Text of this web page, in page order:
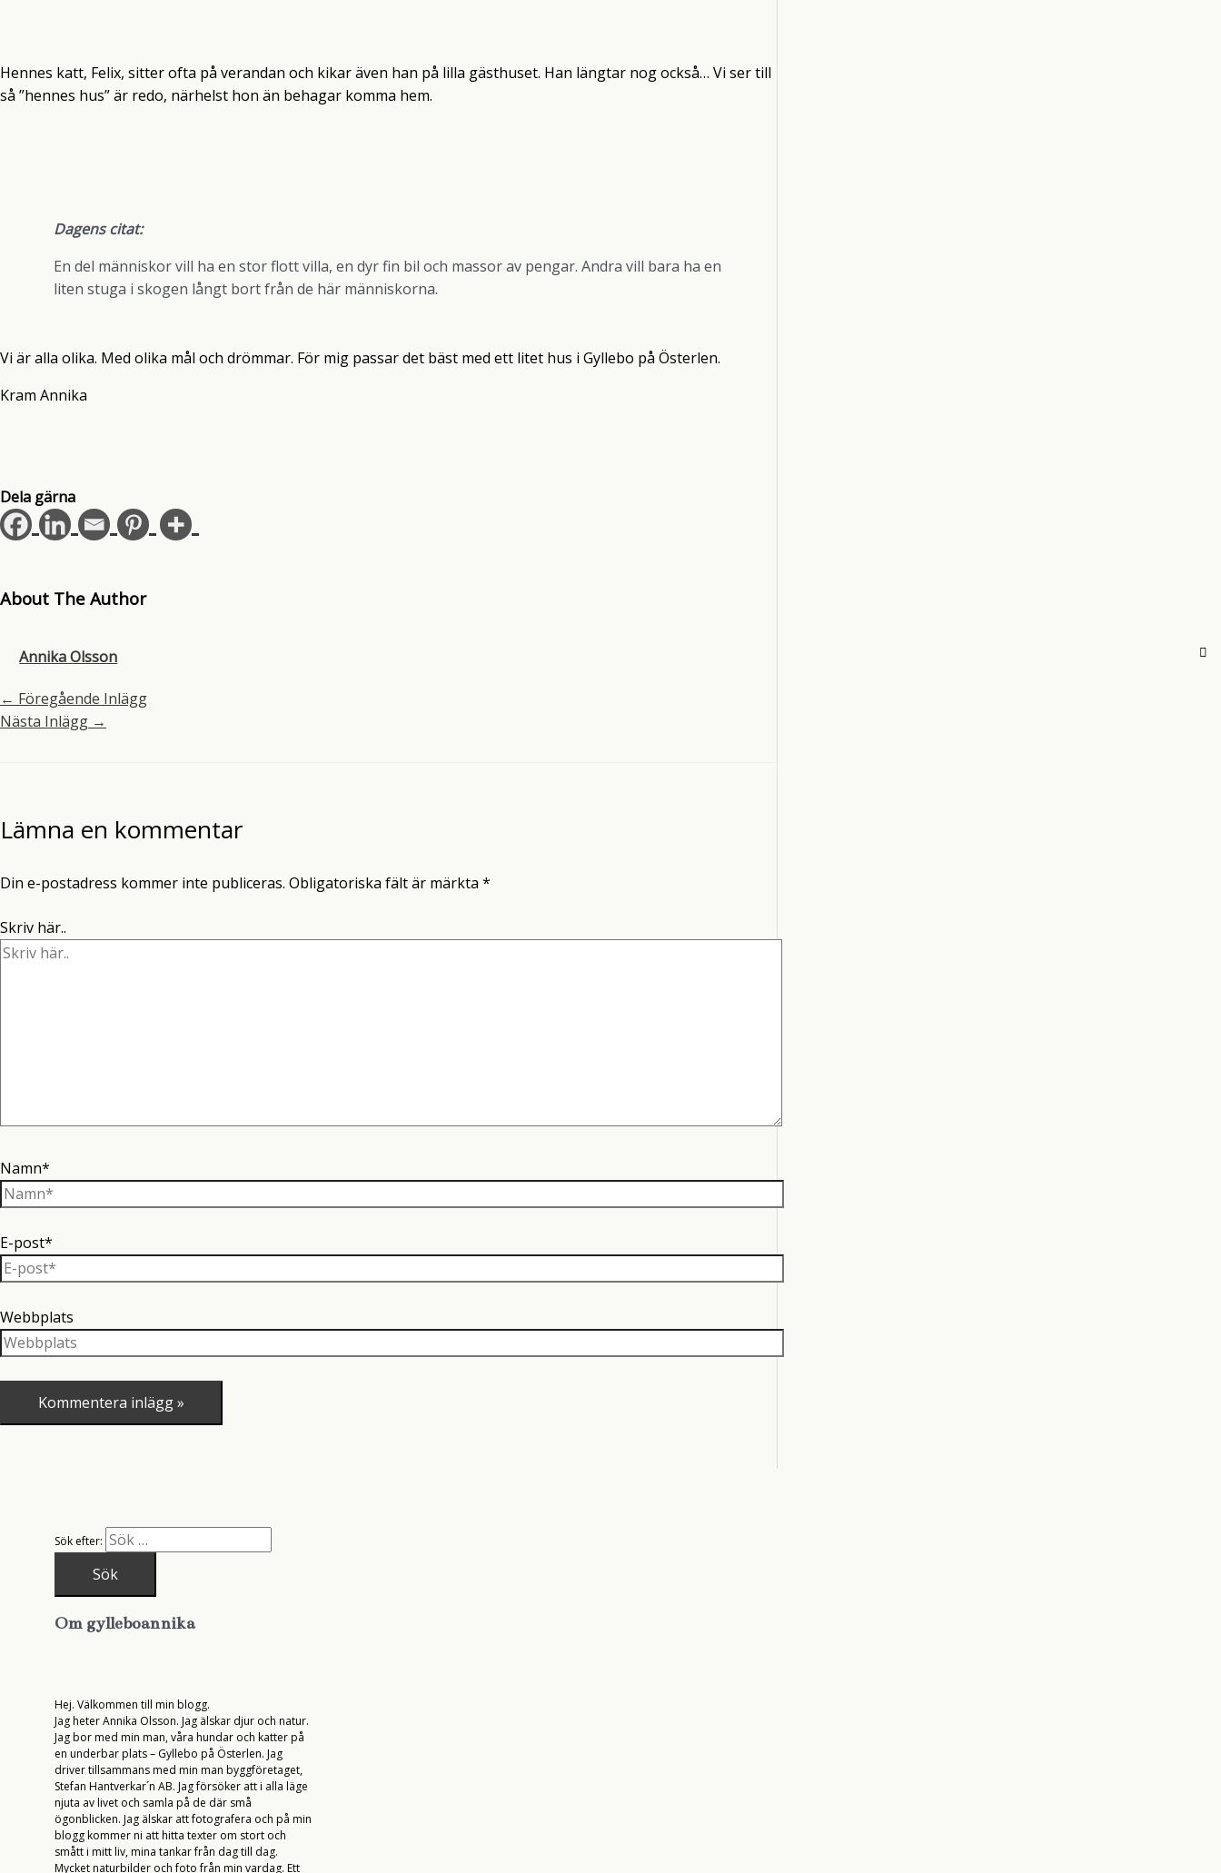
Hennes katt, Felix, sitter ofta på verandan och kikar även han på lilla gästhuset. Han längtar nog också… Vi ser till
så ”hennes hus” är redo, närhelst hon än behagar komma hem.
Dagens citat:
En del människor vill ha en stor flott villa, en dyr fin bil och massor av pengar. Andra vill bara ha en
liten stuga i skogen långt bort från de här människorna.
Vi är alla olika. Med olika mål och drömmar. För mig passar det bäst med ett litet hus i Gyllebo på Österlen.
Kram Annika
Dela gärna
About The Author
Annika Olsson
← Föregående Inlägg
Nästa Inlägg →
Lämna en kommentar
Din e-postadress kommer inte publiceras. Obligatoriska fält är märkta *
Skriv här..
Namn*
E-post*
Webbplats
Sök efter:
Om gylleboannika
Hej. Välkommen till min blogg.
Jag heter Annika Olsson. Jag älskar djur och natur.
Jag bor med min man, våra hundar och katter på
en underbar plats – Gyllebo på Österlen. Jag
driver tillsammans med min man byggföretaget,
Stefan Hantverkar´n AB. Jag försöker att i alla läge
njuta av livet och samla på de där små
ögonblicken. Jag älskar att fotografera och på min
blogg kommer ni att hitta texter om stort och
smått i mitt liv, mina tankar från dag till dag.
Mycket naturbilder och foto från min vardag. Ett